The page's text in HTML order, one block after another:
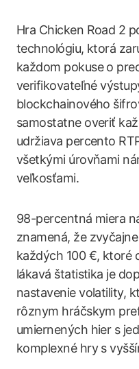
Hra Chicken Road 2
technológiu, ktorá
každom pokuse o
verifikovateľné
blockchainového
samostatne overiť
udržiava percento
všetkými úrovňami
veľkosťami.
98-percentná miera
znamená, že
každých 100 €, ktoré
lákavá štatistika je
nastavenie volatility,
rôznym hráčskym
umiernených hier s
komplexné hry s